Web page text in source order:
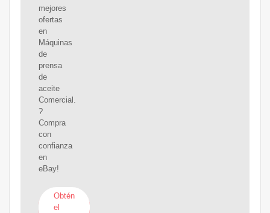
mejores
ofertas
en
Máquinas
de
prensa
de
aceite
Comercial.
?
Compra
con
confianza
en
eBay!
Obtén
el